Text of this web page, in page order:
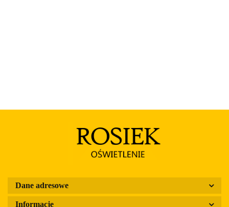
Dane adresowe
Informacje